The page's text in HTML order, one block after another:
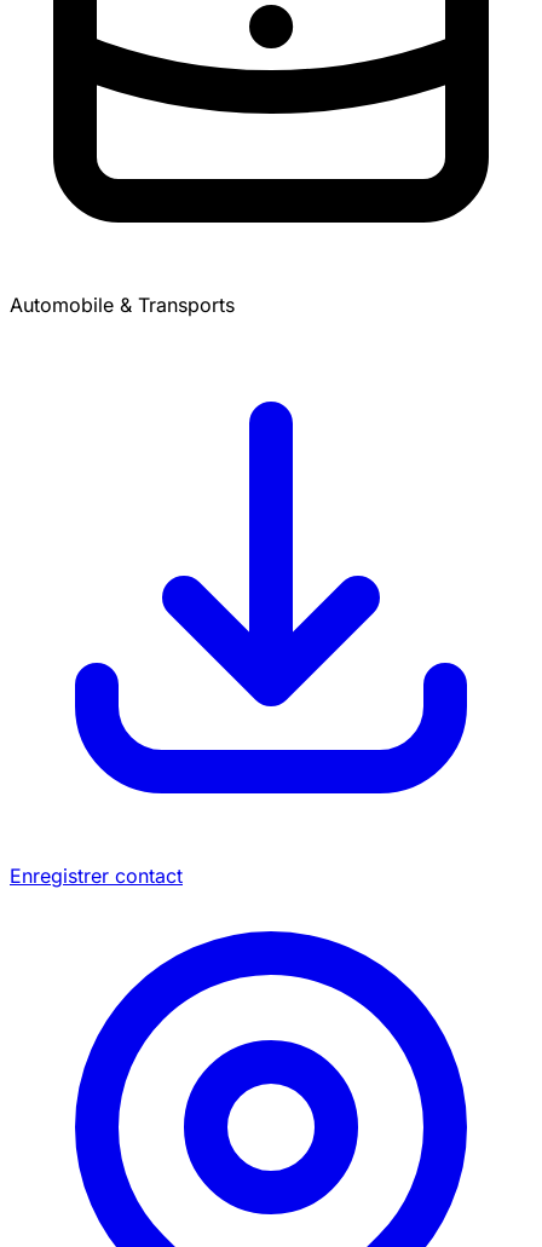
Automobile & Transports
Enregistrer contact